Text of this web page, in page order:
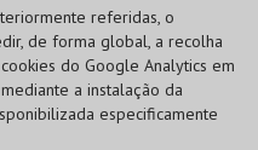
referidas, o
de forma global, a recolha
do Google Analytics em
a instalação da
especificamente